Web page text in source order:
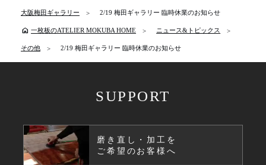
大阪梅田ギャラリー 2/19 梅田ギャラリー 臨時休業のお知らせ
home 一枚板のATELIER MOKUBA HOME ニュース&トピックス
その他 2/19 梅田ギャラリー 臨時休業のお知らせ
SUPPORT
磨き直し・加工を
ご希望のお客様へ